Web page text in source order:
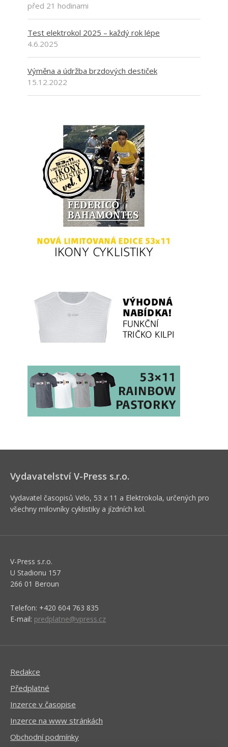
před 21 hodinami
Test elektrokol 2025 – každý rok lépe
4.6.2025
Výměna a údržba brzdových destiček
15.12.2022
Vydavatelství V-Press s.r.o.
Vydavatel časopisů Velo, 53 x 11 a Elektrokola, určených pro
všechny milovníky cyklistiky a jízdních kol.
V-Press s.r.o.
U Stadionu 157
266 01 Beroun
Telefon: +420 604 763 835
E-mail: predplatne@vpress.cz
Redakce
Předplatné
Inzerce v časopise
Inzerce na www stránkách
Obchodní podmínky